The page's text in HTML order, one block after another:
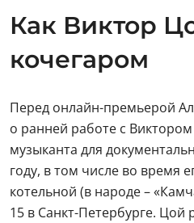
Как Виктор
кочегаром
Перед онлайн-премьерой
о ранней работе с
музыканта для
году, в том числе во время
котельной (в народе –
15 в Санкт-Петербурге. Цой